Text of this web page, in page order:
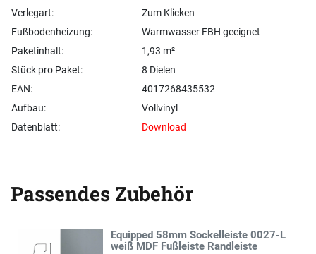
Verlegart:
Zum Klicken
Fußbodenheizung:
Warmwasser FBH geeignet
Paketinhalt:
1,93 m²
Stück pro Paket:
8 Dielen
EAN:
4017268435532
Aufbau:
Vollvinyl
Datenblatt:
Download
Passendes Zubehör
Equipped 58mm Sockelleiste 0027-L
weiß MDF Fußleiste Randleiste